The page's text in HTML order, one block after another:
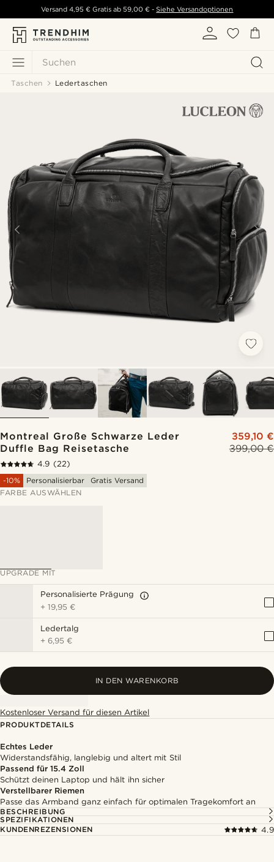
Suchen
Versand 4,95 € Gratis ab59,00 € - Siehe Versandoptionen
Taschen Ledertaschen
Montreal Große Schwarze Leder
Duffle Bag Reisetasche
399,00 €
359,10 €
4.9 (22)
-10%
Personalisierbar
Gratis Versand
FARBE AUSWÄHLEN
UPGRADE MIT
Personalisierte Prägung
+19,95 €
Ledertalg
+6,95 €
IN DEN WARENKORB
Kostenloser Versand für diesen Artikel
PRODUKTDETAILS
Echtes Leder
Widerstandsfähig, langlebig und altert mit Stil
Passend für 15.4 Zoll
Schützt deinen Laptop und hält ihn sicher
Verstellbarer Riemen
Passe das Armband ganz einfach für optimalen Tragekomfort an
BESCHREIBUNG
SPEZIFIKATIONEN
KUNDENREZENSIONEN
4.9